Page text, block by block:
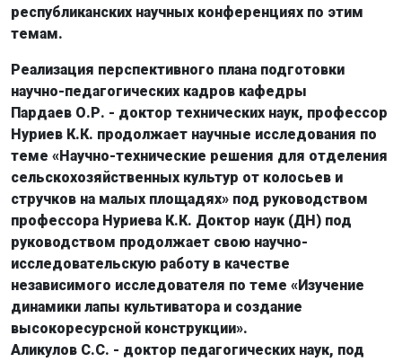
республиканских научных конференциях по этим
темам.
Реализация перспективного плана подготовки
научно-педагогических кадров кафедры
Пардаев О.Р. - доктор технических наук, профессор
Нуриев К.К. продолжает научные исследования по
теме «Научно-технические решения для отделения
сельскохозяйственных культур от колосьев и
стручков на малых площадях» под руководством
профессора Нуриева К.К. Доктор наук (ДН) под
руководством продолжает свою научно-
исследовательскую работу в качестве
независимого исследователя по теме «Изучение
динамики лапы культиватора и создание
высокоресурсной конструкции».
Аликулов С.С. - доктор педагогических наук, под